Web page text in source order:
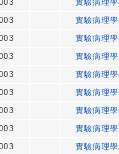
實驗病理學
實驗病理學
實驗病理學
實驗病理學
實驗病理學
實驗病理學
實驗病理學
實驗病理學
實驗病理學